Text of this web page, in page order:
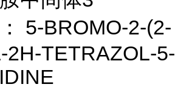
5-BROMO-2-(2-
2H-TETRAZOL-5-